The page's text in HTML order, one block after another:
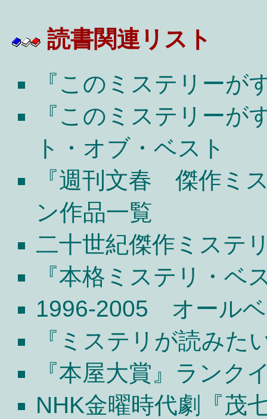
読書関連リスト
『このミステリーが
『このミステリーが
ト・オブ・ベスト
『週刊文春 傑作ミ
ン作品一覧
二十世紀傑作ミステ
『本格ミステリ・ベ
1996-2005 オール
『ミステリが読みた
『本屋大賞』ランク
NHK金曜時代劇『茂